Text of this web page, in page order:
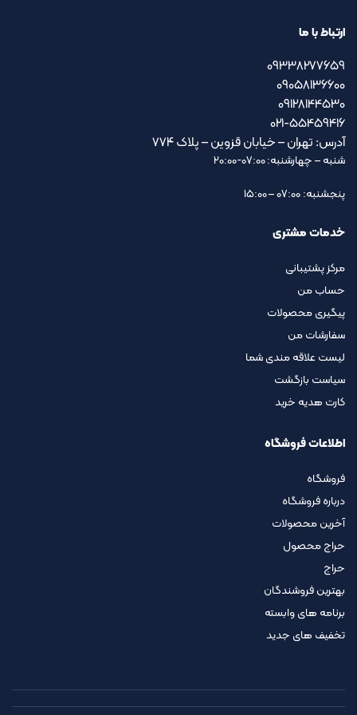
ارتباط با ما
09338277659
09058136600
09128144530
021-55459416
آدرس: تهران – خیابان قزوین – پلاک ۷۷۴
شنبه – چهارشنبه: 07:00-20:00
پنجشنبه: 07:00 – 15:00
خدمات مشتری
مرکز پشتیبانی
حساب من
پیگیری محصولات
سفارشات من
لیست علاقه مندی شما
سیاست بازگشت
کارت هدیه خرید
اطلاعات فروشگاه
فروشگاه
درباره فروشگاه
آخرین محصولات
حراج محصول
حراج
بهترین فروشندگان
برنامه های وابسته
تخفیف های جدید